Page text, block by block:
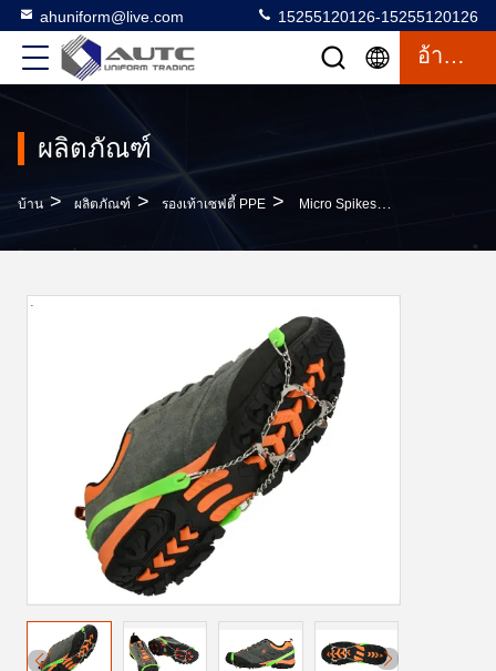
ahuniform@live.com 15255120126-15255120126
อ้างอิง
ผลิตภัณฑ์
บ้าน > ผลิตภัณฑ์ > รองเท้าเซฟตี้ PPE > Micro Spikes Traction Cleats Crampons สำหรับเดินบนหิมะและรองเท้าปีนเขาน้ำแข็ง